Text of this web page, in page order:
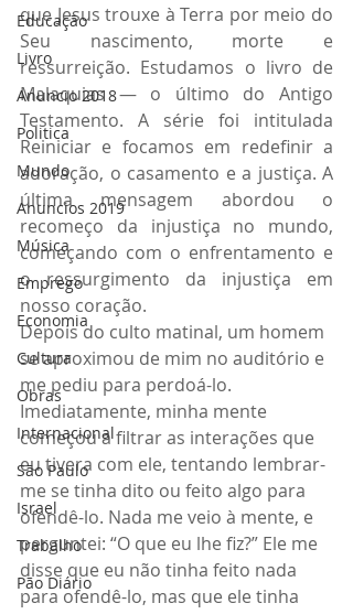
Educação
Livro
Anuncio 2018
Politica
Mundo
Anuncios 2019
Música
Emprego
Economia
Cultura
Obras
Internacional
São Paulo
Israel
Trabalho
Pão Diário
que Jesus trouxe à Terra por meio do
Seu nascimento, morte e
ressurreição. Estudamos o livro de
Malaquias — o último do Antigo
Testamento. A série foi intitulada
Reiniciar e focamos em redefinir a
adoração, o casamento e a justiça. A
última mensagem abordou o
recomeço da injustiça no mundo,
começando com o enfrentamento e
o ressurgimento da injustiça em
nosso coração.
Depois do culto matinal, um homem
se aproximou de mim no auditório e
me pediu para perdoá-lo.
Imediatamente, minha mente
começou a filtrar as interações que
eu tivera com ele, tentando lembrar-
me se tinha dito ou feito algo para
ofendê-lo. Nada me veio à mente, e
perguntei: “O que eu lhe fiz?” Ele me
disse que eu não tinha feito nada
para ofendê-lo, mas que ele tinha